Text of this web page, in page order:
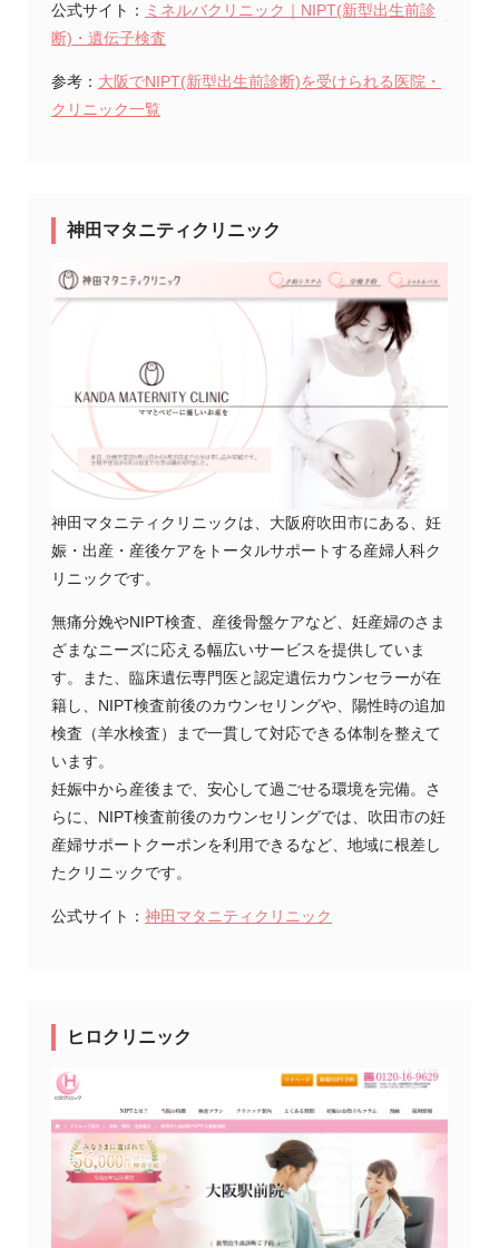
公式サイト： ミネルバクリニック｜NIPT(新型出生前診
断)・遺伝子検査
参考： 大阪でNIPT(新型出生前診断)を受けられる医院・
クリニック一覧
神田マタニティクリニック
神田マタニティクリニックは、大阪府吹田市にある、妊
娠・出産・産後ケアをトータルサポートする産婦人科ク
リニックです。
無痛分娩やNIPT検査、産後骨盤ケアなど、妊産婦のさま
ざまなニーズに応える幅広いサービスを提供していま
す。また、臨床遺伝専門医と認定遺伝カウンセラーが在
籍し、NIPT検査前後のカウンセリングや、陽性時の追加
検査（羊水検査）まで一貫して対応できる体制を整えて
います。
妊娠中から産後まで、安心して過ごせる環境を完備。さ
らに、NIPT検査前後のカウンセリングでは、吹田市の妊
産婦サポートクーポンを利用できるなど、地域に根差し
たクリニックです。
公式サイト： 神田マタニティクリニック
ヒロクリニック